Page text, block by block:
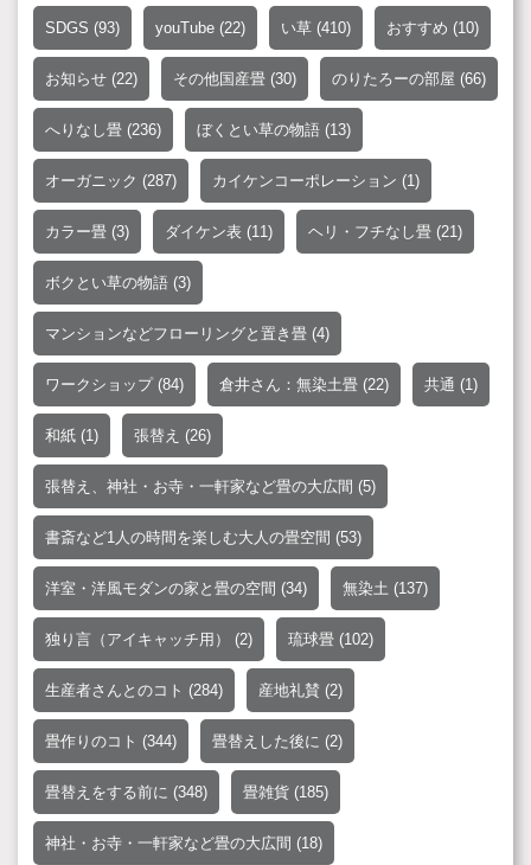
SDGS (93) youTube (22) い草 (410) おすすめ (10)
お知らせ (22) その他国産畳 (30) のりたろーの部屋 (66)
へりなし畳 (236) ぼくとい草の物語 (13)
オーガニック (287) カイケンコーポレーション (1)
カラー畳 (3) ダイケン表 (11) ヘリ・フチなし畳 (21)
ボクとい草の物語 (3)
マンションなどフローリングと置き畳 (4)
ワークショップ(84) 倉井さん：無染土畳 (22) 共通 (1)
和紙 (1) 張替え (26)
張替え、神社・お寺・一軒家など畳の大広間 (5)
書斎など1人の時間を楽しむ大人の畳空間 (53)
洋室・洋風モダンの家と畳の空間 (34) 無染土 (137)
独り言（アイキャッチ用） (2) 琉球畳 (102)
生産者さんとのコト (284) 産地礼賛 (2)
畳作りのコト (344) 畳替えした後に (2)
畳替えをする前に (348) 畳雑貨 (185)
神社・お寺・一軒家など畳の大広間 (18)